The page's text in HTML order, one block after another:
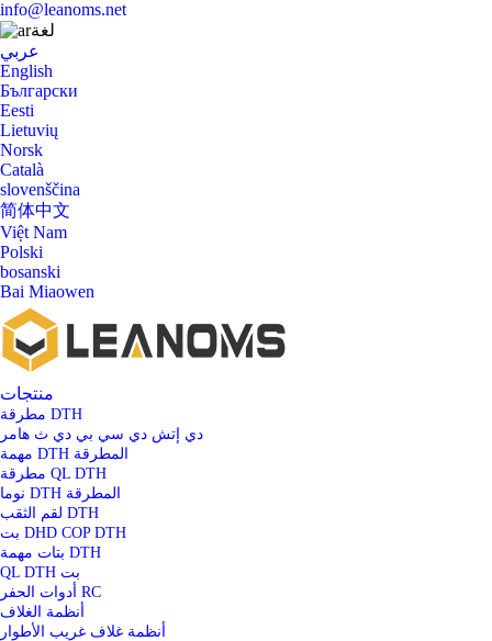
info@leanoms.net
لغة
عربي
English
Български
Eesti
Lietuvių
Norsk
Català
slovenščina
简体中文
Việt Nam
Polski
bosanski
Bai Miaowen
منتجات
مطرقة DTH
دي إتش دي سي بي دي ث هامر
مهمة DTH المطرقة
مطرقة QL DTH
نوما DTH المطرقة
لقم الثقب DTH
بت DHD COP DTH
بتات مهمة DTH
QL DTH بت
أدوات الحفر RC
أنظمة الغلاف
أنظمة غلاف غريب الأطوار